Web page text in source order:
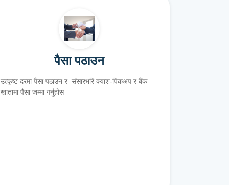
पैसा पठाउन
उत्कृष्ट दरमा पैसा पठाउन र संसारभरि क्याश-पिकअप र बैंक
खातामा पैसा जम्मा गर्नुहोस